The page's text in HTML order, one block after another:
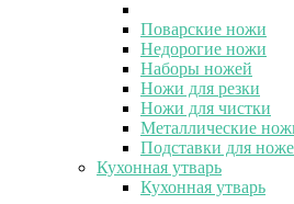
Поварские ножи
Недорогие ножи
Наборы ножей
Ножи для резки
Ножи для чистки
Металлические
Подставки для
Кухонная утварь
Кухонная утварь